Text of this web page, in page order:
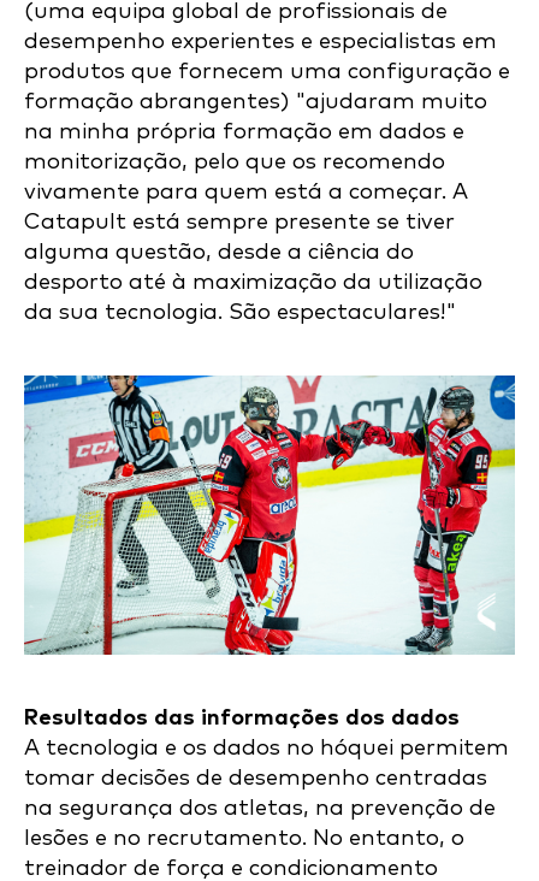
(uma equipa global de profissionais de
desempenho experientes e especialistas em
produtos que fornecem uma configuração e
formação abrangentes) "ajudaram muito
na minha própria formação em dados e
monitorização, pelo que os recomendo
vivamente para quem está a começar. A
Catapult está sempre presente se tiver
alguma questão, desde a ciência do
desporto até à maximização da utilização
da sua tecnologia. São espectaculares!"
Resultados das informações dos dados
A tecnologia e os dados no hóquei permitem
tomar decisões de desempenho centradas
na segurança dos atletas, na prevenção de
lesões e no recrutamento. No entanto, o
treinador de força e condicionamento